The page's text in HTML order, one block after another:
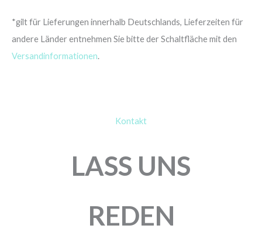
*gilt für Lieferungen innerhalb Deutschlands, Lieferzeiten für
andere Länder entnehmen Sie bitte der Schaltfläche mit den
Versandinformationen.
Kontakt
LASS UNS
REDEN